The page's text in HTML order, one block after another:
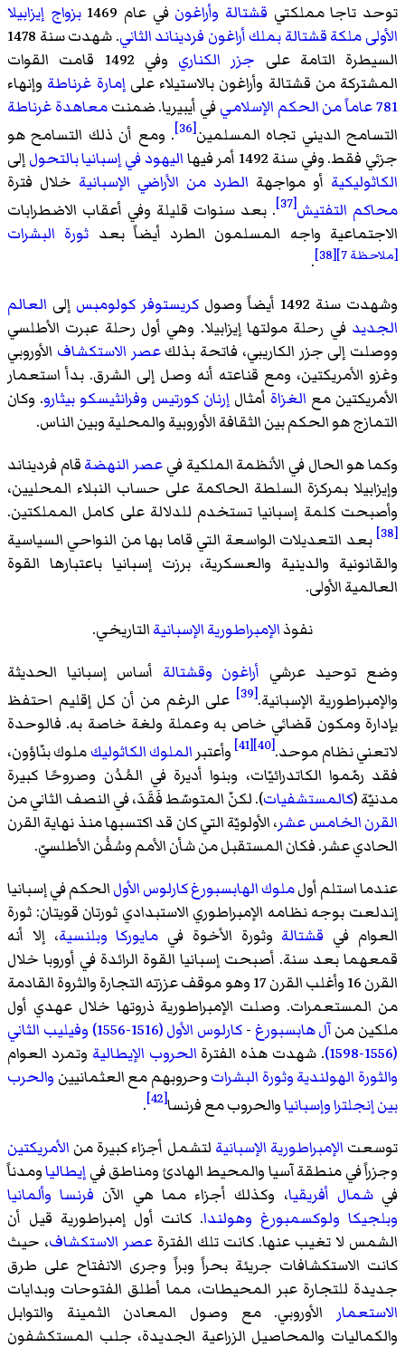
توحد تاجا مملكتي قشتالة وأراغون في عام 1469 بزواج إيزابيلا
الأولى ملكة قشتالةبملك أراغون فرديناند الثاني
. شهدت سنة 1478
السيطرة التامة على جزر الكناري
وفي 1492 قامت القوات
المشتركة من قشتالة وأراغون بالاستيلاء علىإمارة غرناطة وإنهاء
781 عاماً من الحكم الإسلامي
في أيبيريا. ضمنتمعاهدة غرناطة
التسامح الديني تجاه المسلمين[36]
. ومع أن ذلك التسامح هو
جزئي فقط. وفي سنة 1492 أمر فيها
اليهود في إسبانيابالتحولإلى
الكاثوليكية أو مواجهة الطرد من الأراضي الإسبانية خلال فترة
محاكم التفتيش[37]
. بعد سنوات قليلة وفي أعقاب الاضطرابات
الاجتماعية واجه المسلمون الطرد أيضاً بعد ثورة البشرات
[ملاحظة 7] [38]
.
وشهدت سنة 1492 أيضاً وصول
كريستوفر كولومبس إلى العالم
الجديد في رحلة مولتها إيزابيلا. وهي أول رحلة عبرت الأطلسي
ووصلت إلى جزر الكاريبي، فاتحة بذلكعصر الاستكشاف الأوروبي
وغزو الأمريكتين، ومع قناعته أنه وصل إلى الشرق. بدأ استعمار
الأمريكتين مع الغزاة أمثال إرنان كورتيس وفرانثيسكو بيثارو. وكان
التمازج هو الحكم بين الثقافة الأوروبية والمحلية وبين الناس.
وكما هو الحال في الأنظمة الملكيةفيعصر النهضةقام فرديناند
وإيزابيلا بمركزة السلطة الحاكمة على حساب النبلاء المحليين،
وأصبحت كلمة إسبانيا تستخدم للدلالة على كامل المملكتين.
[38]
بعد التعديلات الواسعة التي قاما بها من النواحي السياسية
والقانونية والدينية والعسكرية، برزت إسبانيا باعتبارها القوة
العالمية الأولى.
نفوذالإمبراطورية الإسبانيةالتاريخي.
وضع توحيد عرشي أراغون وقشتالة أساس إسبانيا الحديثة
والإمبراطورية الإسبانية.[39]
على الرغم من أن كل إقليم احتفظ
بإدارة ومكون قضائي خاص به وعملة ولغة خاصة به. فالوحدة
لاتعني نظام موحد.[40]
[41] وأعتبرالملوك الكاثوليكملوك بنّاؤون،
فقد رمّموا الكاتدرائيّات، وبنوا أديرة في المُدُن وصروحًا كبيرة
مدنيّة (كالمستشفيات). لكنّ المتوسّط فَقَدَ، في النصف الثاني من
القرن الخامس عشر، الأولويّة التي كان قد اكتسبها منذ نهاية القرن
الحادي عشر. فكان المستقبل من شأن الأمم وسُفُن الأطلسيّ.
عندما استلم أولملوك الهابسبورغكارلوس الأولالحكم في إسبانيا
إندلعت بوجه نظامه الإمبراطوري الاستبدادي ثورتان قويتان: ثورة
العوام في قشتالة وثورة الأخوة في مايوركا وبلنسية، إلا أنه
قمعهما بعد سنة. أصبحت إسبانيا القوة الرائدة في أوروبا خلال
القرن 16 وأغلب القرن 17 وهو موقف عززته التجارة والثروة القادمة
من المستعمرات. وصلت الإمبراطورية ذروتها خلال عهدي أول
ملكين منآل هابسبورغ -كارلوس الأول (1516-1556)
وفيليب الثاني
(1556-1598)
. شهدت هذه الفترة الحروب الإيطالية وتمرد العوام
والثورة الهولنديةوثورة البشراتوحروبهم مع العثمانيين والحرب
بين إنجلترا وإسبانياوالحروب مع فرنسا[42]
.
توسعت الإمبراطورية الإسبانية لتشمل أجزاء كبيرة من الأمريكتين
وجزراً في منطقة آسيا والمحيط الهادئ ومناطق فيإيطالياومدناً
فيشمال أفريقيا، وكذلك أجزاء مما هي الآن فرنسا وألمانيا
وبلجيكا ولوكسمبورغ وهولندا. كانت أول إمبراطورية قيل أن
الشمس لا تغيب عنها. كانت تلك الفترة عصر الاستكشاف، حيث
كانت الاستكشافات جريئة بحراً وبراً وجرى الانفتاح على طرق
جديدة للتجارة عبر المحيطات، مما أطلق الفتوحات وبدايات
الاستعمار الأوروبي. مع وصول المعادن الثمينة والتوابل
والكماليات والمحاصيل الزراعية الجديدة، جلب المستكشفون